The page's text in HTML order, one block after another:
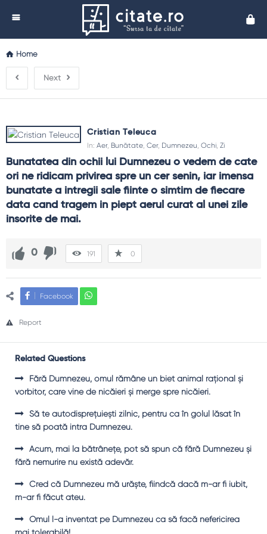
Home
Next
Cristian Teleuca
In: Aer, Bunătate, Cer, Dumnezeu, Ochi, Zi
Bunatatea din ochii lui Dumnezeu o vedem de cate
ori ne ridicam privirea spre un cer senin, iar imensa
bunatate a intregii sale fiinte o simtim de fiecare
data cand tragem in piept aerul curat al unei zile
insorite de mai.
0 191 0
Facebook
Report
Related Questions
Fără Dumnezeu, omul rămâne un biet animal raţional şi
vorbitor, care vine de nicăieri şi merge spre nicăieri.
Să te autodispreţuieşti zilnic, pentru ca în golul lăsat în
tine să poată intra Dumnezeu.
Acum, mai la bătrâneţe, pot să spun că fără Dumnezeu şi
fără nemurire nu există adevăr.
Cred că Dumnezeu mă urăşte, fiindcă dacă m-ar fi iubit,
m-ar fi făcut ateu.
Omul l-a inventat pe Dumnezeu ca să facă nefericirea